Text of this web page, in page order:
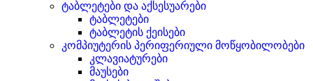
ტაბლეტები და აქსესუარები
ტაბლეტები
ტაბლეტის ქეისები
კომპიუტერის პერიფერიული მოწყობილობები
კლავიატურები
მაუსები